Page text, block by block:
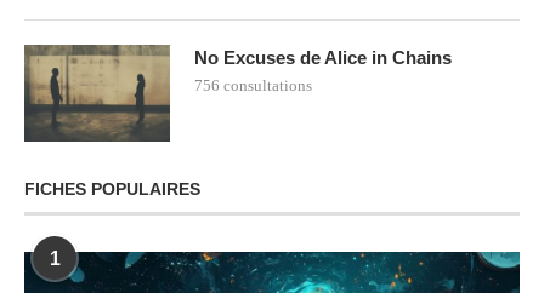
No Excuses de Alice in Chains
756 consultations
FICHES POPULAIRES
1